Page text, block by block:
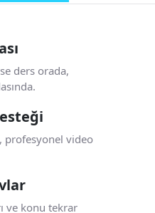
ders orada,
profesyonel video
ve konu tekrar